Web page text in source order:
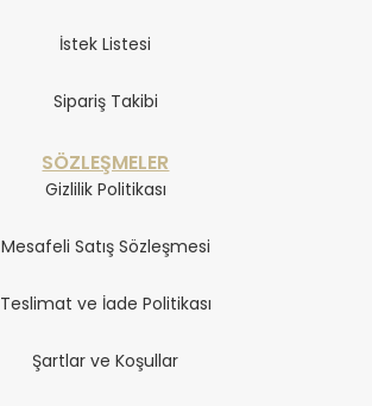
İstek Listesi
Sipariş Takibi
SÖZLEŞMELER
Gizlilik Politikası
Mesafeli Satış Sözleşmesi
Teslimat ve İade Politikası
Şartlar ve Koşullar